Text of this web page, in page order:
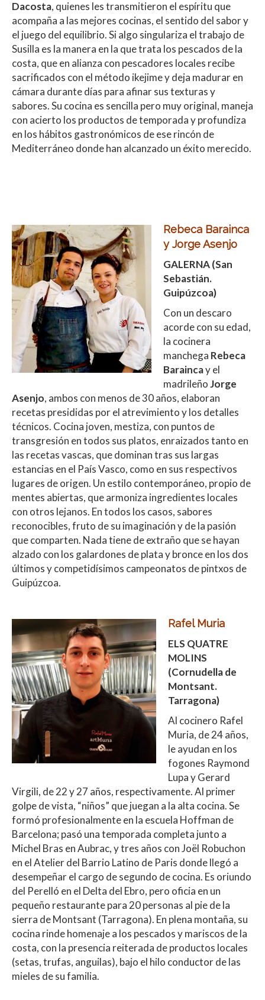
Dacosta, quienes les transmitieron el espíritu que
acompaña a las mejores cocinas, el sentido del sabor y
el juego del equilibrio. Si algo singulariza el trabajo de
Susilla es la manera en la que trata los pescados de la
costa, que en alianza con pescadores locales recibe
sacrificados con el método ikejime y deja madurar en
cámara durante días para afinar sus texturas y
sabores. Su cocina es sencilla pero muy original, maneja
con acierto los productos de temporada y profundiza
en los hábitos gastronómicos de ese rincón de
Mediterráneo donde han alcanzado un éxito merecido.
Rebeca Barainca
y Jorge Asenjo
GALERNA (San
Sebastián.
Guipúzcoa)
Con un descaro
acorde con su edad,
la cocinera
manchega Rebeca
Baraincay el
madrileñoJorge
Asenjo, ambos con menos de 30 años, elaboran
recetas presididas por el atrevimiento y los detalles
técnicos. Cocina joven, mestiza, con puntos de
transgresión en todos sus platos, enraizados tanto en
las recetas vascas, que dominan tras sus largas
estancias en el País Vasco, como en sus respectivos
lugares de origen. Un estilo contemporáneo, propio de
mentes abiertas, que armoniza ingredientes locales
con otros lejanos. En todos los casos, sabores
reconocibles, fruto de su imaginación y de la pasión
que comparten. Nada tiene de extraño que se hayan
alzado con los galardones de plata y bronce en los dos
últimos y competidísimos campeonatos de pintxos de
Guipúzcoa.
Rafel Muria
ELS QUATRE
MOLINS
(Cornudella de
Montsant.
Tarragona)
Al cocinero Rafel
Muria, de 24 años,
le ayudan en los
fogones Raymond
Lupa y Gerard
Virgili, de 22 y 27 años, respectivamente. Al primer
golpe de vista, “niños” que juegan a la alta cocina. Se
formó profesionalmente en la escuela Hoffman de
Barcelona; pasó una temporada completa junto a
Michel Bras en Aubrac, y tres años con Joël Robuchon
en el Atelier del Barrio Latino de Paris donde llegó a
desempeñar el cargo de segundo de cocina. Es oriundo
del Perelló en el Delta del Ebro, pero oficia en un
pequeño restaurante para 20 personas al pie de la
sierra de Montsant (Tarragona). En plena montaña, su
cocina rinde homenaje a los pescados y mariscos de la
costa, con la presencia reiterada de productos locales
(setas, trufas, anguilas), bajo el hilo conductor de las
mieles de su familia.